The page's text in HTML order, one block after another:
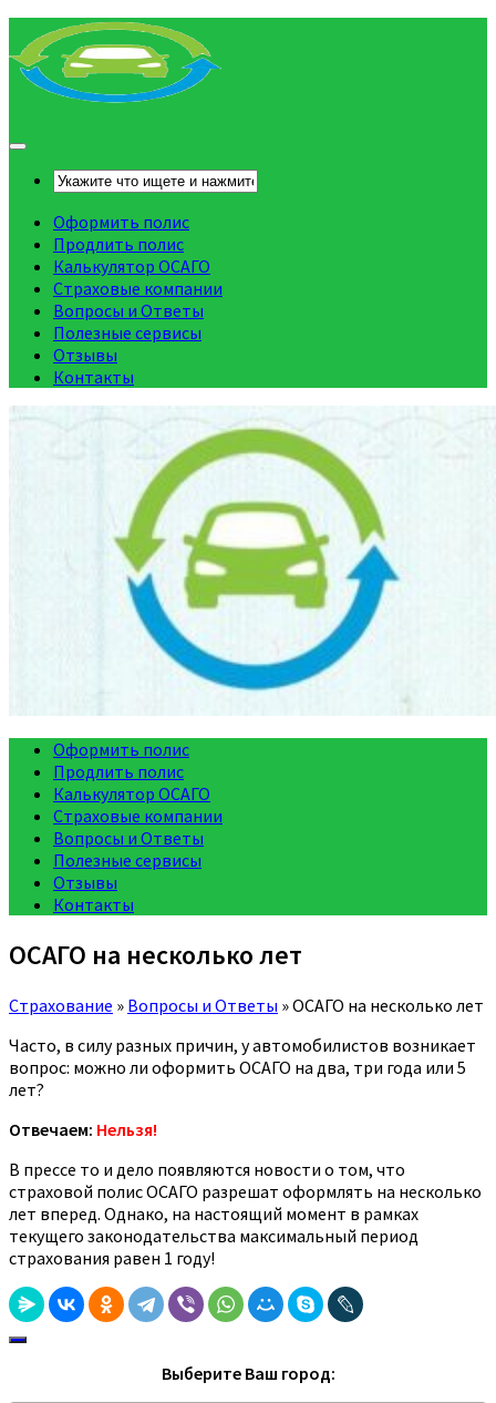
Оформить полис
Продлить полис
Калькулятор ОСАГО
Страховые компании
Вопросы и Ответы
Полезные сервисы
Отзывы
Контакты
Оформить полис
Продлить полис
Калькулятор ОСАГО
Страховые компании
Вопросы и Ответы
Полезные сервисы
Отзывы
Контакты
ОСАГО на несколько лет
Страхование » Вопросы и Ответы »ОСАГО на несколько лет
Часто, в силу разных причин, у автомобилистов возникает
вопрос: можно ли оформить ОСАГО на два, три года или 5
лет?
Отвечаем: Нельзя!
В прессе то и дело появляются новости о том, что
страховой полис ОСАГО разрешат оформлять на несколько
лет вперед. Однако, на настоящий момент в рамках
текущего законодательства максимальный период
страхования равен 1 году!
Выберите Ваш город: